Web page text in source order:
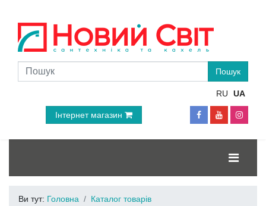
RU UA
Інтернет магазин
Ви тут: Головна
Каталог товарів